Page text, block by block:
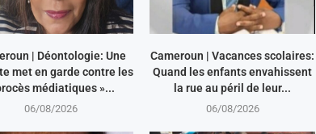
| Déontologie: Une
met en garde contre les
médiatiques »...
06/08/2026
Cameroun | Vacances scolaires:
Quand les enfants envahissent
la rue au péril de leur...
06/08/2026